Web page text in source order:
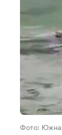
Фото: